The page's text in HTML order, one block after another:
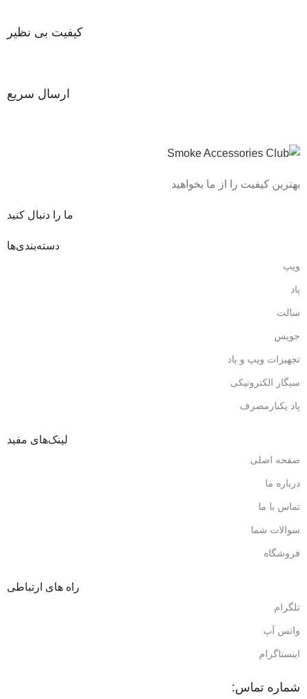
کیفیت بی نظیر
ارسال سریع
بهترین کیفیت را از ما بخواهید
ما را دنبال کنید
دسته‌بندی‌ها
ویپ
پاد
سالت
جویس
تجهیزات ویپ و پاد
سیگار الکترونیکی
پاد یکبارمصرف
لینک‌های مفید
صفحه اصلی
درباره ما
تماس با ما
سوالات شما
فروشگاه
راه های ارتباطی
تلگرام
واتس آپ
اینستاگرام
شماره تماس: